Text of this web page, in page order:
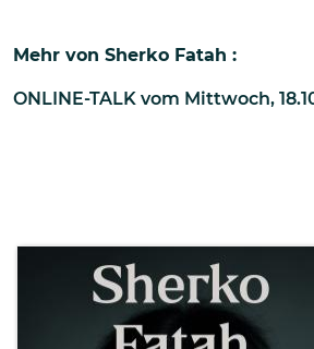
Mehr von Sherko Fatah :
ONLINE-TALK vom Mittwoch,